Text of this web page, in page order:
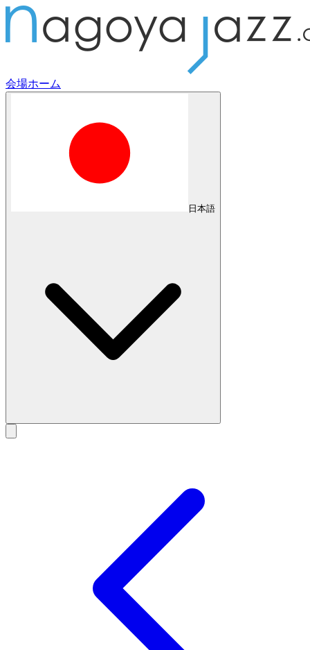
会場ホーム
日本語